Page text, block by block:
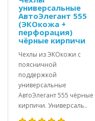
универсальные
АвтоЭлегант 555
(ЭКОкожа +
перфорация)
чёрные кирпичи
Чехлы из ЭКОкожи с
поясничной
поддержкой
универсальные
АвтоЭлегант 555 чёрные
кирпичи. Универсаль..